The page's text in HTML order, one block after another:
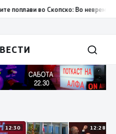
во Скопско: Во невремето
ВЕСТИ
12:30